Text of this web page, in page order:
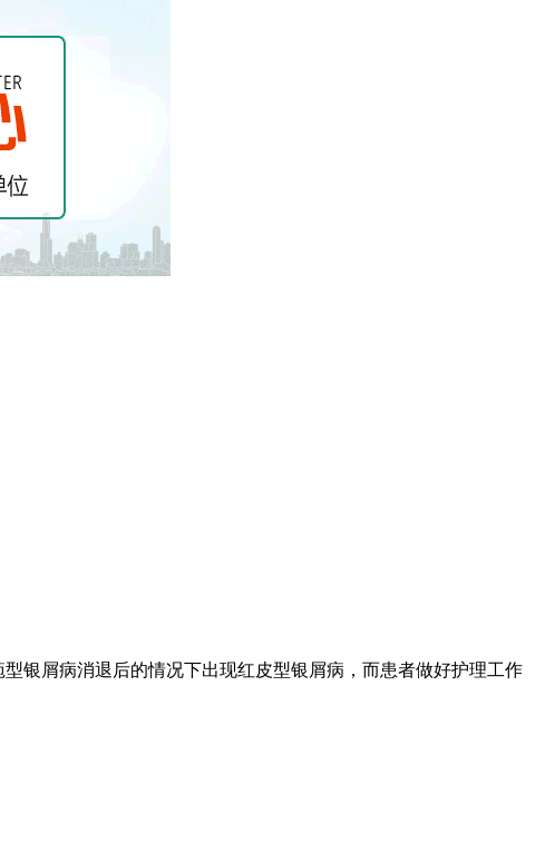
银屑病消退后的情况下出现红皮型银屑病，而患者做好护理工作